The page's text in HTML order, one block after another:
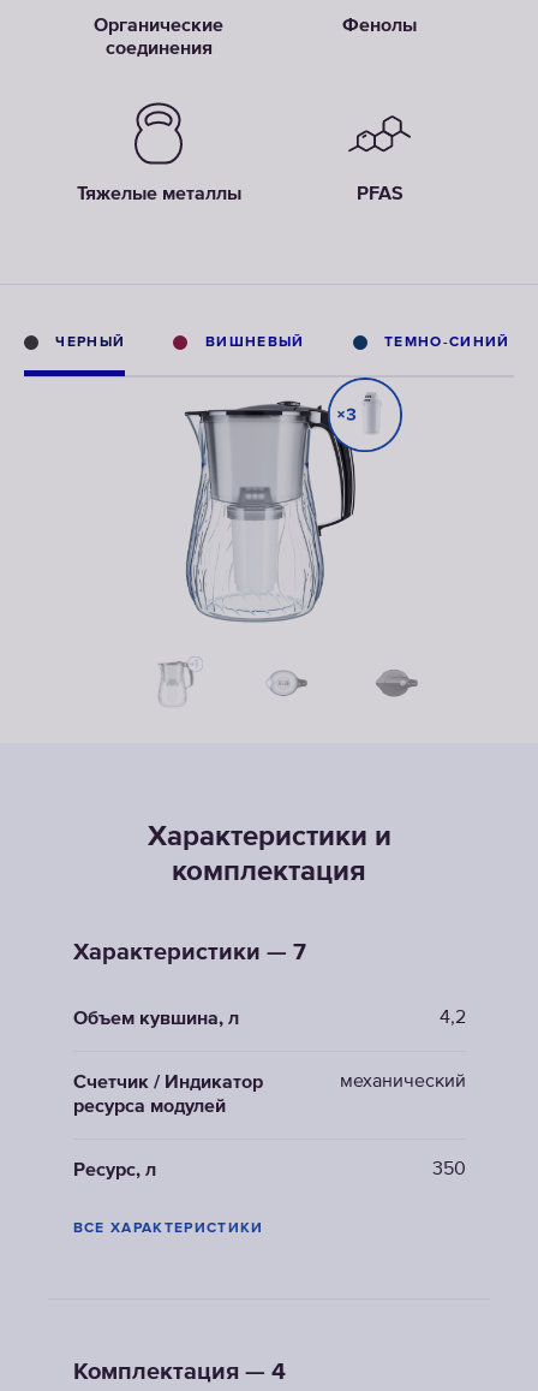
Органические
соединения
Фенолы
Тяжелые металлы PFAS
ЧЕРНЫЙ ВИШНЕВЫЙ ТЕМНО-СИНИЙ
Характеристики и
комплектация
Характеристики — 7
Объем кувшина, л 4,2
Счетчик / Индикатор
ресурса модулей
механический
Ресурс, л 350
ВСЕ ХАРАКТЕРИСТИКИ
Комплектация — 4